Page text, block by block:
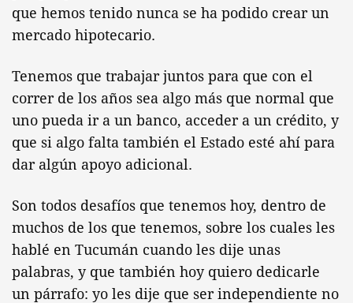
que hemos tenido nunca se ha podido crear un
mercado hipotecario.
Tenemos que trabajar juntos para que con el
correr de los años sea algo más que normal que
uno pueda ir a un banco, acceder a un crédito, y
que si algo falta también el Estado esté ahí para
dar algún apoyo adicional.
Son todos desafíos que tenemos hoy, dentro de
muchos de los que tenemos, sobre los cuales les
hablé en Tucumán cuando les dije unas
palabras, y que también hoy quiero dedicarle
un párrafo: yo les dije que ser independiente no